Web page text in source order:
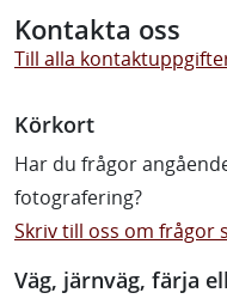
Kontakta oss
Till alla
Körkort
Har du frågor
fotografering?
Skriv till oss om frågor
Väg, järnväg, färja